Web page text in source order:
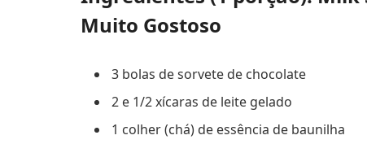
Muito Gostoso
3 bolas de sorvete de chocolate
2 e 1/2 xícaras de leite gelado
1 colher (chá) de essência de baunilha